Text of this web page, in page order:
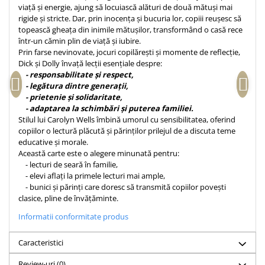
Teologie
A doua venire
Apologetica
Dogmatica
Istoria Bisericii
Misiune
Viata crestina
Contemporaneitate
Devotional
Diverse
Lupta Spirituala
Schimbarea caracterului
Slujire
Suferinta
Viata din belsug
Viata de zi cu zi
viață și energie, ajung să locuiască alături de două mătuși mai
rigide și stricte. Dar, prin inocența și bucuria lor, copiii reușesc să
topească gheața din inimile mătușilor, transformând o casă rece
într-un cămin plin de viață și iubire.
Prin farse nevinovate, jocuri copilărești și momente de reflecție,
Dick și Dolly învață lecții esențiale despre:
- responsabilitate și respect,
- legătura dintre generații,
- prietenie și solidaritate,
- adaptarea la schimbări și puterea familiei.
Stilul lui Carolyn Wells îmbină umorul cu sensibilitatea, oferind
copiilor o lectură plăcută și părinților prilejul de a discuta teme
educative și morale.
Această carte este o alegere minunată pentru:
- lecturi de seară în familie,
- elevi aflați la primele lecturi mai ample,
- bunici și părinți care doresc să transmită copiilor povești
clasice, pline de învățăminte.
Informatii conformitate produs
Caracteristici